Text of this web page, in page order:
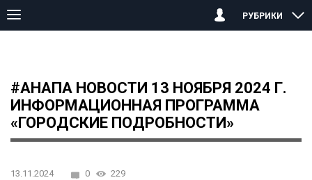
РУБРИКИ
#АНАПА НОВОСТИ 13 ноября 2024
#АНАПА НОВОСТИ 13 НОЯБРЯ 2024 Г.
ИНФОРМАЦИОННАЯ ПРОГРАММА
«ГОРОДСКИЕ ПОДРОБНОСТИ»
13.11.2024 0 229